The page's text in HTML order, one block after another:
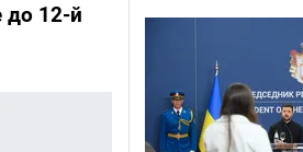
до 12-й